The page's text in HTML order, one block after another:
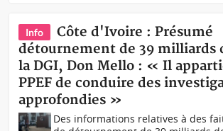
Info
Côte d'Ivoire : Présumé
détournement de 39 milliards
la DGI, Don Mello : « Il
PPEF de conduire des
approfondies »
Des informations relatives à des